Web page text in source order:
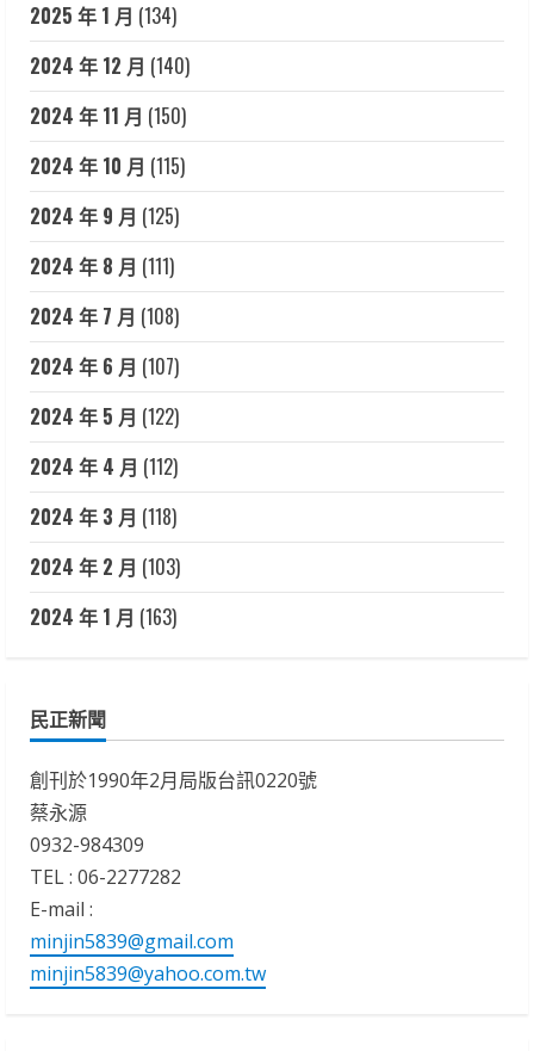
2025 年 1 月 (134)
2024 年 12 月 (140)
2024 年 11 月 (150)
2024 年 10 月 (115)
2024 年 9 月 (125)
2024 年 8 月 (111)
2024 年 7 月 (108)
2024 年 6 月 (107)
2024 年 5 月 (122)
2024 年 4 月 (112)
2024 年 3 月 (118)
2024 年 2 月 (103)
2024 年 1 月 (163)
民正新聞
創刊於1990年2月局版台訊0220號
蔡永源
0932-984309
TEL : 06-2277282
E-mail :
minjin5839@gmail.com
minjin5839@yahoo.com.tw